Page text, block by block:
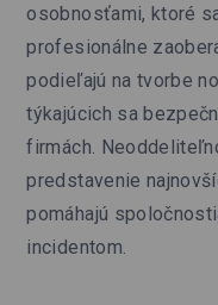
osobnosťami, ktoré
profesionálne
podieľajú na tvorbe
týkajúcich sa
firmách.
predstavenie
pomáhajú
incidentom.